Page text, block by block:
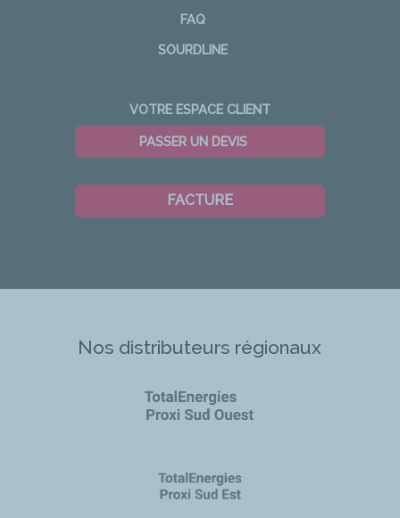
FAQ
SOURDLINE
VOTRE ESPACE CLIENT
PASSER UN DEVIS
FACTURE
Nos distributeurs régionaux